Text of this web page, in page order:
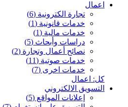
اعمال
تجارة الكترونية (6)
خدمات قانونية (1)
خدمات مالية (1)
دراسات وأبحاث (5)
نصائح أعمال وتجارة (2)
خدمات صوتية (11)
خدمات اخرى (7)
كل: اعمال
التسويق الالكتروني
إعلانات المواقع (5)